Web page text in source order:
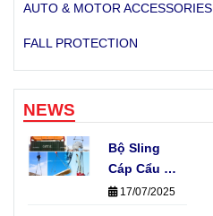
AUTO & MOTOR ACCESSORIES
FALL PROTECTION
NEWS
Bộ Sling
Cáp Cẩu 4
Chân Là
17/07/2025